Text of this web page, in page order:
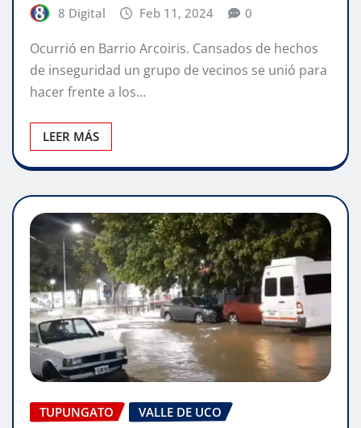
8 Digital Feb 11, 2024 0
Ocurrió en Barrio Arcoiris. Cansados de hechos
de inseguridad un grupo de vecinos se unió para
hacer frente a los…
LEER MÁS
TUPUNGATO VALLE DE UCO